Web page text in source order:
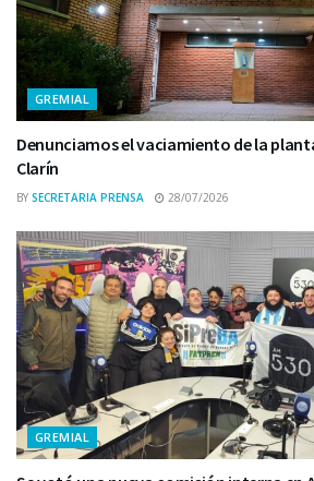
GREMIAL
Denunciamos el vaciamiento de la
Clarín
BY SECRETARIA PRENSA 28/07/2026
GREMIAL